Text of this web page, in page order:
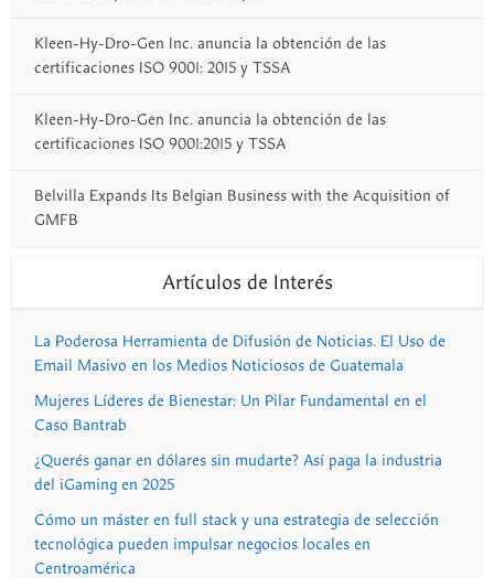
Kleen-Hy-Dro-Gen Inc. anuncia la obtención de las
certificaciones ISO 9001: 2015 y TSSA
Kleen-Hy-Dro-Gen Inc. anuncia la obtención de las
certificaciones ISO 9001:2015 y TSSA
Belvilla Expands Its Belgian Business with the Acquisition of
GMFB
Artículos de Interés
La Poderosa Herramienta de Difusión de Noticias. El Uso de
Email Masivo en los Medios Noticiosos de Guatemala
Mujeres Líderes de Bienestar: Un Pilar Fundamental en el
Caso Bantrab
¿Querés ganar en dólares sin mudarte? Así paga la industria
del iGaming en 2025
Cómo un máster en full stack y una estrategia de selección
tecnológica pueden impulsar negocios locales en
Centroamérica